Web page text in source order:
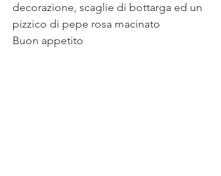
decorazione, scaglie di bottarga ed un
pizzico di pepe rosa macinato
Buon appetito